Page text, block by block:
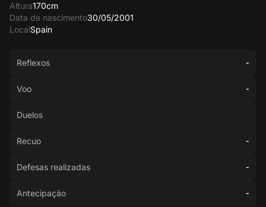
Altura170cm
Data de nascimento30/05/2001
LocalSpain
Reflexos -
Voo -
Duelos
Recuo -
Defesas realizadas -
Antecipação -